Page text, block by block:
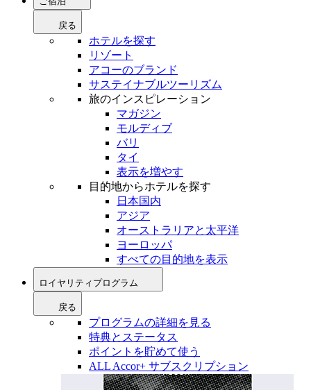
戻る
ホテルを探す
リゾート
アコーのブランド
サステイナブルツーリズム
旅のインスピレーション
マガジン
モルディブ
バリ
タイ
表示を増やす
目的地からホテルを探す
日本国内
アジア
オーストラリアと太平洋
ヨーロッパ
すべての目的地を表示
ロイヤリティプログラム
戻る
プログラムの詳細を見る
特典とステータス
ポイントを貯めて使う
ALL Accor+ サブスクリプション